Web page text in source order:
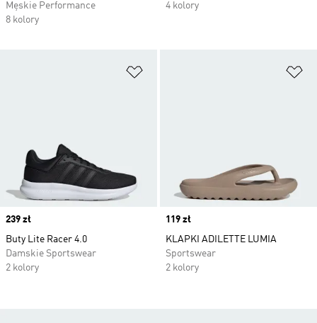
Męskie Performance
8 kolory
4 kolory
Price
239 zł
Buty Lite Racer 4.0
Damskie Sportswear
2 kolory
Price
119 zł
KLAPKI ADILETTE LUMIA
Sportswear
2 kolory